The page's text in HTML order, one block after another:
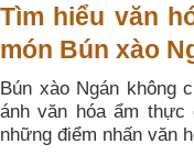
Tìm hiểu văn
món Bún xào
Bún xào Ngán không
ánh văn hóa ẩm
những điểm nhấn văn